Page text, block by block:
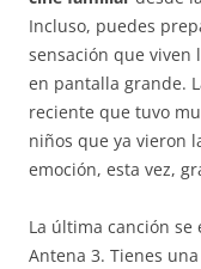
Incluso, puedes
sensación que viven
en pantalla grande.
reciente que tuvo
niños que ya vieron
emoción, esta vez,
La última canción se
Antena 3. Tienes